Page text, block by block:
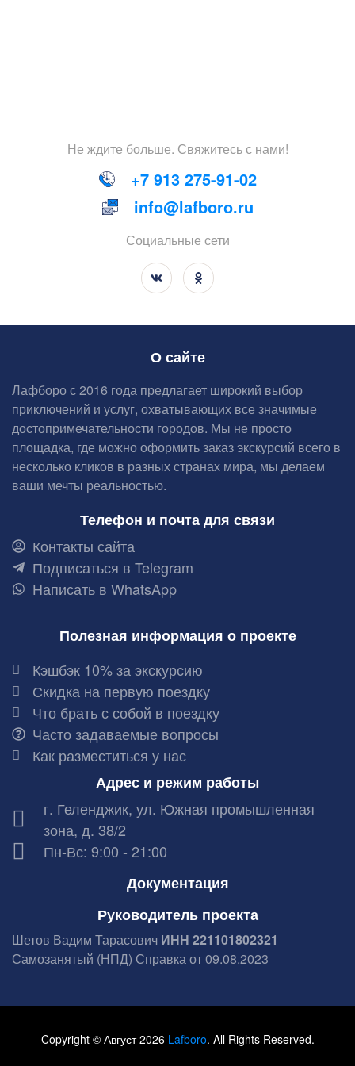
Не ждите больше. Свяжитесьс нами!
+7 913 275-91-02
info@lafboro.ru
Социальные сети
О сайте
Лафборо с 2016 года предлагает широкий выбор
приключений и услуг, охватывающих все значимые
достопримечательности городов. Мы не просто
площадка, где можно оформить заказ экскурсий всего в
несколько кликов в разных странах мира, мы делаем
ваши мечты реальностью.
Телефон и почта для связи
Контакты сайта
Подписаться в Telegram
Написать в WhatsApp
Полезная информация о проекте
Кэшбэк 10% за экскурсию
Скидка на первую поездку
Что брать с собой в поездку
Часто задаваемые вопросы
Как разместиться у нас
Адрес и режим работы
г. Геленджик, ул. Южная промышленная
зона, д. 38/2
Пн-Вс: 9:00 - 21:00
Документация
Руководитель проекта
Шетов Вадим Тарасович ИНН 221101802321
Самозанятый (НПД) Справка от 09.08.2023
Copyright © Август 2026 Lafboro. All Rights Reserved.